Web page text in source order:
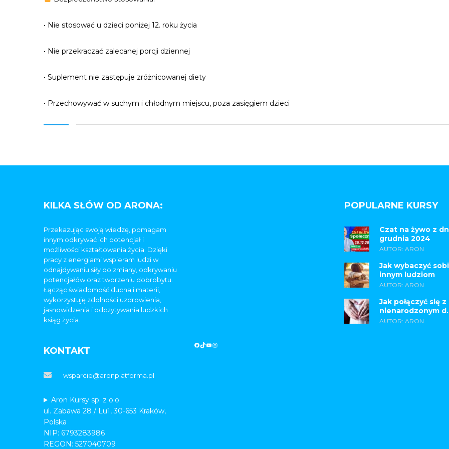
• Nie stosować u dzieci poniżej 12. roku życia
• Nie przekraczać zalecanej porcji dziennej
• Suplement nie zastępuje zróżnicowanej diety
• Przechowywać w suchym i chłodnym miejscu, poza zasięgiem dzieci
KILKA SŁÓW OD ARONA:
Przekazując swoją wiedzę, pomagam
innym odkrywać ich potencjał i
możliwości kształtowania życia. Dzięki
pracy z energiami wspieram ludzi w
odnajdywaniu siły do zmiany, odkrywaniu
potencjałów oraz tworzeniu dobrobytu.
Łącząc świadomość ducha i materii,
wykorzystuję zdolności uzdrowienia,
jasnowidzenia i odczytywania ludzkich
ksiąg życia.
POPULARNE KURSY
Czat na żywo z
grudnia 2024
AUTOR: ARON
Jak wybaczyć
innym ludziom
AUTOR: ARON
Jak połączyć się z
nienarodzonym
AUTOR: ARON
KONTAKT
wsparcie@aronplatforma.pl
Aron Kursy sp. z o.o.
ul. Zabawa 28 / Lu1, 30-653 Kraków,
Polska
NIP: 6793283986
REGON: 527040709